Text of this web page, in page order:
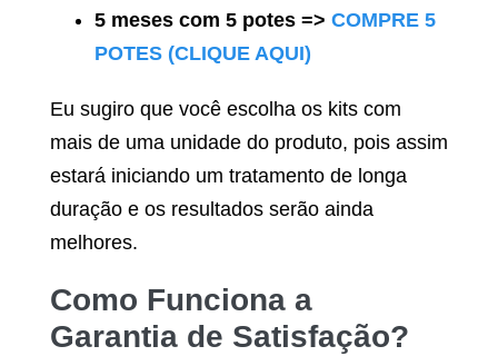
5 meses com 5 potes => COMPRE 5
POTES (CLIQUE AQUI)
Eu sugiro que você escolha os kits com
mais de uma unidade do produto, pois assim
estará iniciando um tratamento de longa
duração e os resultados serão ainda
melhores.
Como Funciona a
Garantia de Satisfação?